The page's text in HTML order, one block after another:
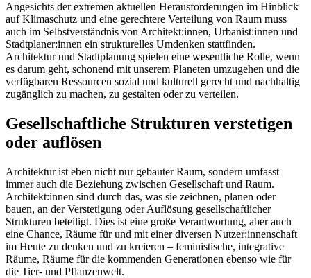
Angesichts der extremen aktuellen Herausforderungen im Hinblick
auf Klimaschutz und eine gerechtere Verteilung von Raum muss
auch im Selbstverständnis von Architekt:innen, Urbanist:innen und
Stadtpla­ner:innen ein strukturelles Umdenken stattfinden.
Architektur und Stadtplanung spielen eine wesentliche Rolle, wenn
es darum geht, schonend mit unserem Planeten umzugehen und die
verfügbaren Ressourcen sozial und kulturell gerecht und nachhaltig
zugänglich zu machen, zu gestalten oder zu verteilen.
Gesellschaftliche Strukturen verstetigen
oder auflösen
Architektur ist eben nicht nur gebauter Raum, sondern umfasst
immer auch die Beziehung zwischen Gesellschaft und Raum.
Architekt:innen sind durch das, was sie zeichnen, planen oder
bauen, an der Verstetigung oder Auflösung gesellschaftlicher
Strukturen beteiligt. Dies ist eine große Verantwortung, aber auch
eine Chance, Räume für und mit ­einer diversen Nutzer:innenschaft
im Heute zu denken und zu kreieren – feministische, integrative
Räume, Räume für die kommenden Generationen ebenso wie für
die Tier- und Pflanzenwelt.